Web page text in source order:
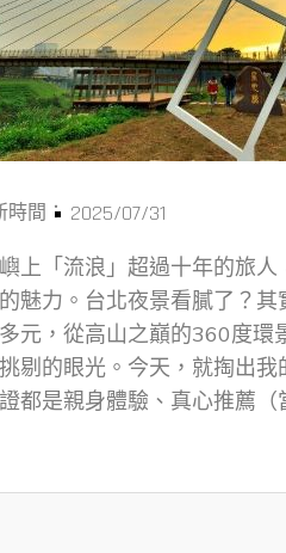
時間： 2025/07/31
上「流浪」超過十年的旅
魅力。台北夜景看膩了？
元，從高山之巔的360度
剔的眼光。今天，就掏出
都是親身體驗、真心推薦